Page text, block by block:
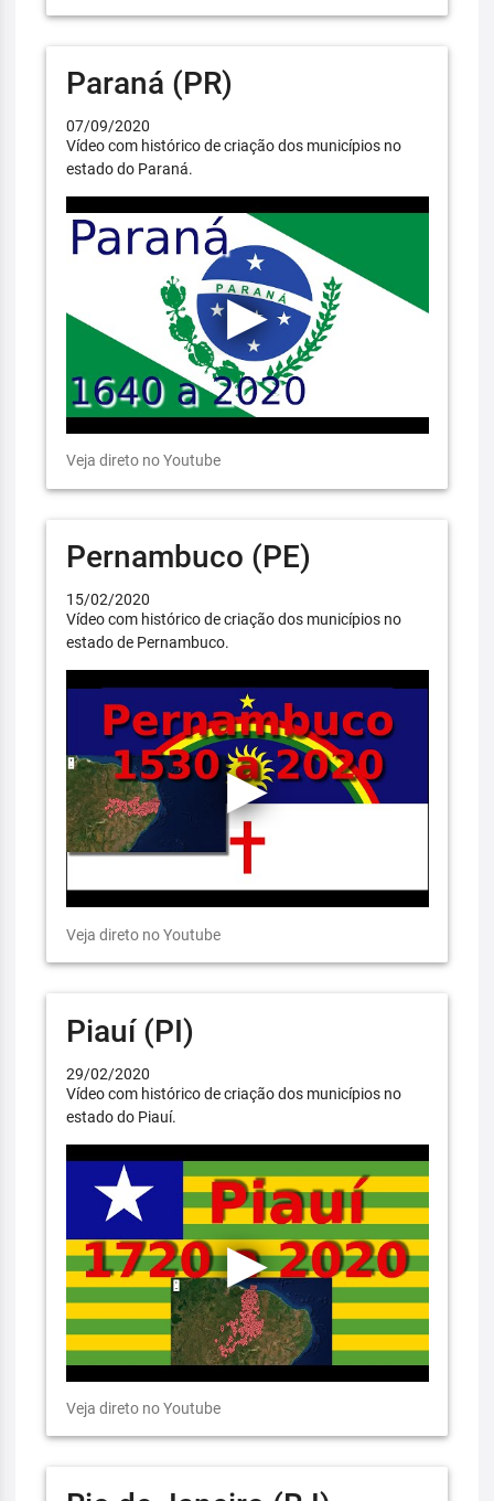
Paraná (PR)
07/09/2020
Vídeo com histórico de criação dos municípios no
estado do Paraná.
Veja direto no Youtube
Pernambuco (PE)
15/02/2020
Vídeo com histórico de criação dos municípios no
estado de Pernambuco.
Veja direto no Youtube
Piauí (PI)
29/02/2020
Vídeo com histórico de criação dos municípios no
estado do Piauí.
Veja direto no Youtube